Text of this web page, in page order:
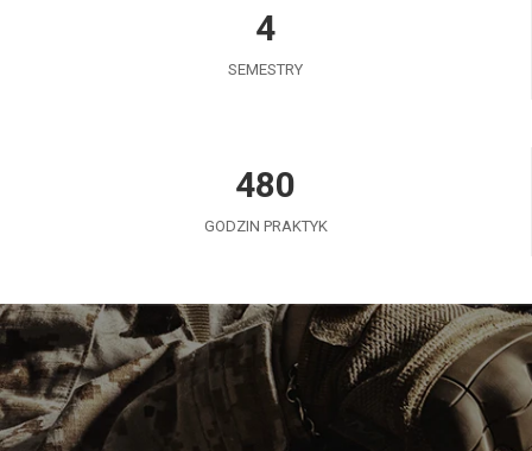
4
SEMESTRY
480
GODZIN PRAKTYK